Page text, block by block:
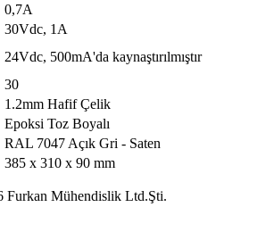
0,7A
30Vdc, 1A
24Vdc, 500mA'da kaynaştırılmıştır
30
1.2mm Hafif Çelik
Epoksi Toz Boyalı
RAL 7047 Açık Gri - Saten
385 x 310 x 90 mm
Furkan Mühendislik Ltd.Şti.